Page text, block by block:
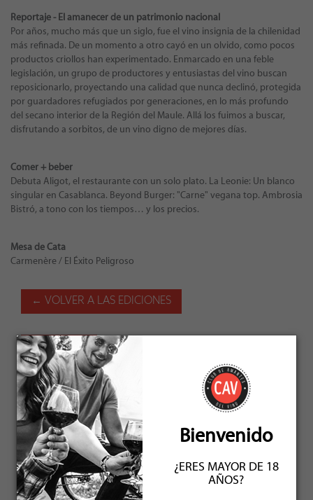
Reportaje - El amanecer de un patrimonio nacional
Por años, mucho más que un siglo, fue el vino insignia de la chilenidad
más refinada. De un momento a otro cayó en un olvido, como pocos
productos criollos han experimentado. Enmarcado en una feble
legislación, un grupo de productores y entusiastas del vino buscan
reposicionarlo, proyectando una calidad que nunca declinó, protegida
por guardadores refugiados por generaciones, en lo más profundo
del secano interior de la Región del Maule. Allá los fuimos a buscar,
disfrutando a sorbitos, de un vino digno de mejores días.
Comer + beber
Debuta Aligot, el restaurante con un solo plato. La Leonie: Un blanco
singular en Casablanca. Beyond Burger: "Carne" vegana top. Ambrosia
Bistró, a tono con los tiempos… y los precios.
Mesa de Cata
Carmenère / El Éxito Peligroso
← VOLVER A LAS EDICIONES
JULIO 2019
Bienvenido
¿ERES MAYOR DE 18
AÑOS?